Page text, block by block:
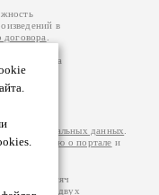
в
договора
авторам
возможна
за
на
персональных данных
информацию о портале и
200 тысяч
более двух